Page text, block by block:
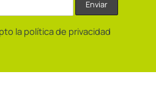
la política de privacidad